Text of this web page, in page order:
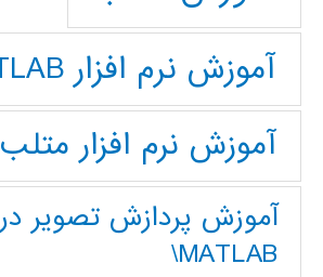
آموزش نرم افزار MATLAB
آموزش نرم افزار متلب
آموزش پردازش تصوير در
MATLAB\